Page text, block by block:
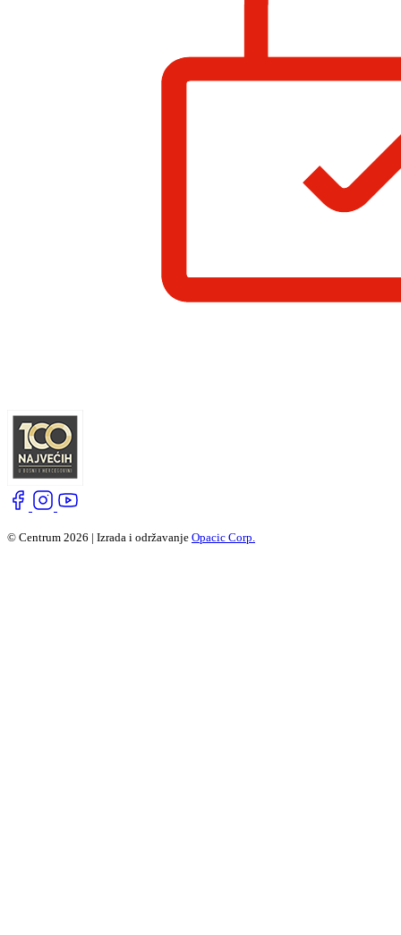
© Centrum 2026 | Izrada i održavanje Opacic Corp.